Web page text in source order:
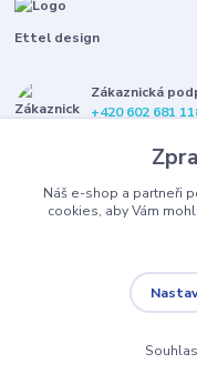
Ettel design
Zákaznická
+420 602 681
Náš e-shop a partneři
cookies, aby Vám